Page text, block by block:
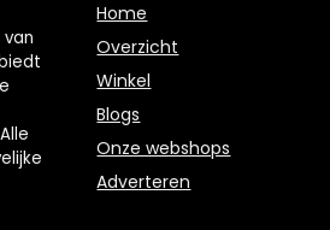
Home
Overzicht
Winkel
Blogs
Onze webshops
Adverteren